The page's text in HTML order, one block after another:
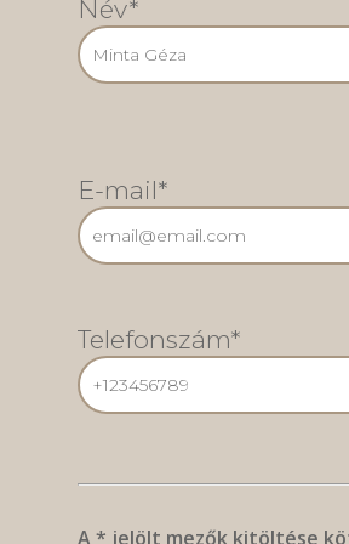
Név*
E-mail*
Telefonszám*
A * jelölt mezők kitöltése